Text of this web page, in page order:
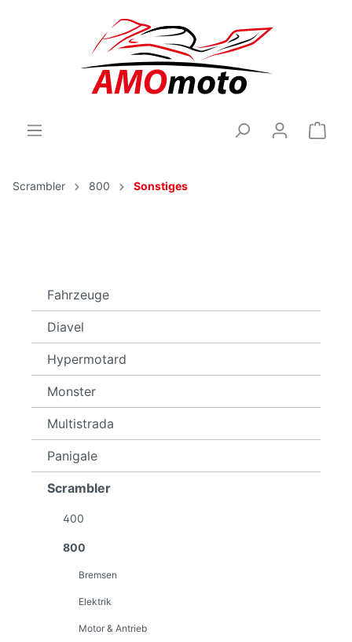
Scrambler 800 Sonstiges
Fahrzeuge
Diavel
Hypermotard
Monster
Multistrada
Panigale
Scrambler
400
800
Bremsen
Elektrik
Motor & Antrieb